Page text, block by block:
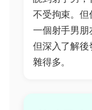
不受拘束。
一個射手男朋
但深入了解
雜得多。